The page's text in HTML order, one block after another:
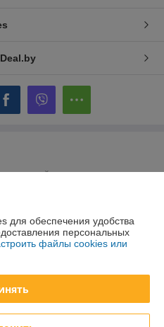
ответственностью
16/14 пом 3
обеспечения удобства
персональных
файлы cookies или